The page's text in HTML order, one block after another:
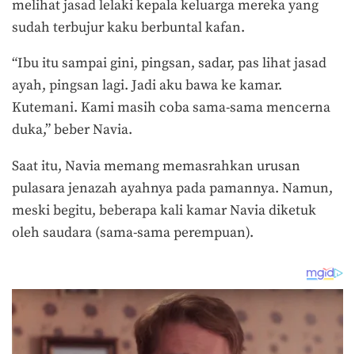
melihat jasad lelaki kepala keluarga mereka yang
sudah terbujur kaku berbuntal kafan.
“Ibu itu sampai gini, pingsan, sadar, pas lihat jasad
ayah, pingsan lagi. Jadi aku bawa ke kamar.
Kutemani. Kami masih coba sama-sama mencerna
duka,” beber Navia.
Saat itu, Navia memang memasrahkan urusan
pulasara jenazah ayahnya pada pamannya. Namun,
meski begitu, beberapa kali kamar Navia diketuk
oleh saudara (sama-sama perempuan).